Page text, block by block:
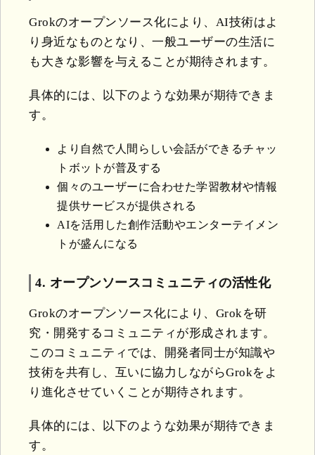
Grokのオープンソース化により、AI技術はよ
り身近なものとなり、一般ユーザーの生活に
も大きな影響を与えることが期待されます。
具体的には、以下のような効果が期待できま
す。
より自然で人間らしい会話ができるチャッ
トボットが普及する
個々のユーザーに合わせた学習教材や情報
提供サービスが提供される
AIを活用した創作活動やエンターテイメン
トが盛んになる
4. オープンソースコミュニティの活性化
Grokのオープンソース化により、Grokを研
究・開発するコミュニティが形成されます。
このコミュニティでは、開発者同士が知識や
技術を共有し、互いに協力しながらGrokをよ
り進化させていくことが期待されます。
具体的には、以下のような効果が期待できま
す。